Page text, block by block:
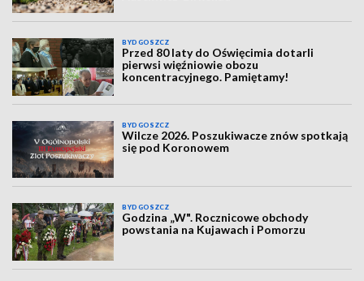
BYDGOSZCZ
Przed 80 laty do Oświęcimia dotarli
pierwsi więźniowie obozu
koncentracyjnego. Pamiętamy!
BYDGOSZCZ
Wilcze 2026. Poszukiwacze znów spotkają
się pod Koronowem
BYDGOSZCZ
Godzina „W". Rocznicowe obchody
powstania na Kujawach i Pomorzu